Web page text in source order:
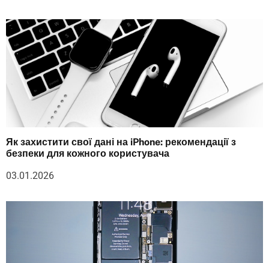
Як захистити свої дані на iPhone: рекомендації з
безпеки для кожного користувача
03.01.2026